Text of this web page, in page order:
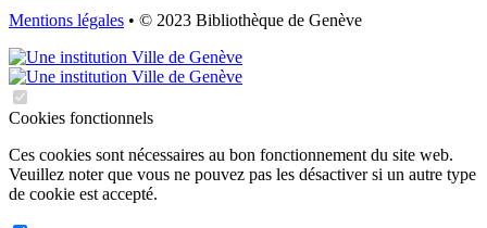
Mentions légales • © 2023 Bibliothèque de Genève
Cookies fonctionnels
Ces cookies sont nécessaires au bon fonctionnement du site web.
Veuillez noter que vous ne pouvez pas les désactiver si un autre type
de cookie est accepté.